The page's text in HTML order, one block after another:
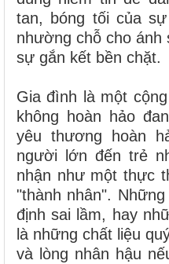
tan, bóng tối của
nhường chỗ cho ánh
sự gắn kết bền chặt.
Gia đình là một
không hoàn hảo
yêu thương hoàn
người lớn đến trẻ
nhận như một thực
"thành nhân".
định sai lầm, hay
là những chất liệu
và lòng nhân hậu